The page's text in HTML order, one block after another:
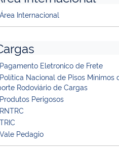
Área Internacional
Pagamento Eletronico de Frete
Política Nacional de Pisos Mínimos
Rodoviário de Cargas
Produtos Perigosos
RNTRC
TRIC
Vale Pedagio